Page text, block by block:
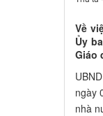
Về
Ủy
Giáo
ngày
nhà